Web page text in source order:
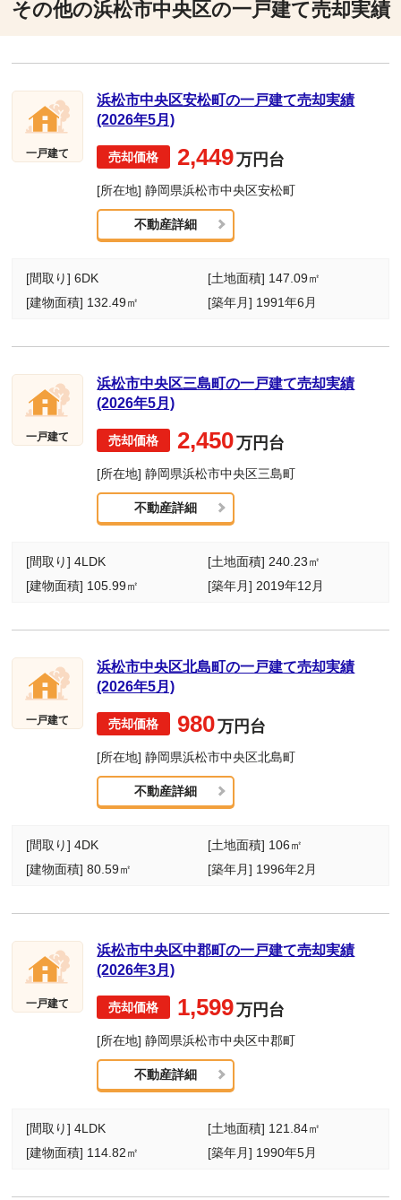
その他の浜松市中央区の一戸建て売却実績
一戸建て
浜松市中央区安松町の一戸建て売却実績
(2026年5月)
2,449万円台
[所在地] 静岡県浜松市中央区安松町
不動産詳細
[間取り] 6DK
[土地面積] 147.09㎡
[建物面積] 132.49㎡
[築年月] 1991年6月
一戸建て
浜松市中央区三島町の一戸建て売却実績
(2026年5月)
2,450万円台
[所在地] 静岡県浜松市中央区三島町
不動産詳細
[間取り] 4LDK
[土地面積] 240.23㎡
[建物面積] 105.99㎡
[築年月] 2019年12月
一戸建て
浜松市中央区北島町の一戸建て売却実績
(2026年5月)
980万円台
[所在地] 静岡県浜松市中央区北島町
不動産詳細
[間取り] 4DK
[土地面積] 106㎡
[建物面積] 80.59㎡
[築年月] 1996年2月
一戸建て
浜松市中央区中郡町の一戸建て売却実績
(2026年3月)
1,599万円台
[所在地] 静岡県浜松市中央区中郡町
不動産詳細
[間取り] 4LDK
[土地面積] 121.84㎡
[建物面積] 114.82㎡
[築年月] 1990年5月